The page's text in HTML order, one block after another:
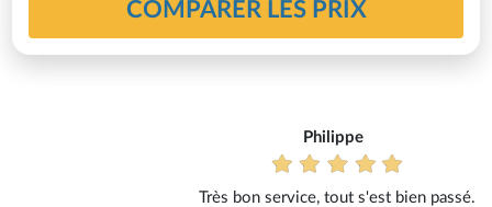
COMPARER LES PRIX
Très bon service, tout s'est bien passé.